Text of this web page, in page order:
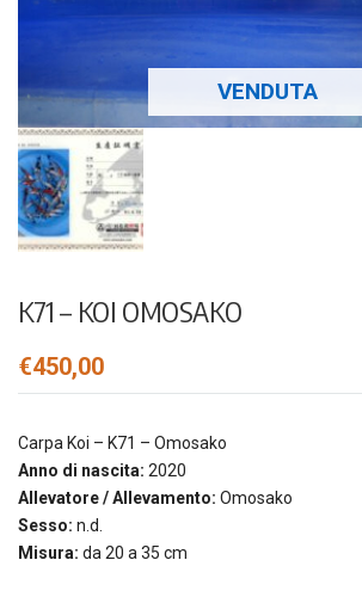
VENDUTA
K71 – KOI OMOSAKO
€450,00
Carpa Koi – K71 – Omosako
Anno di nascita: 2020
Allevatore / Allevamento: Omosako
Sesso: n.d.
Misura: da 20 a 35 cm